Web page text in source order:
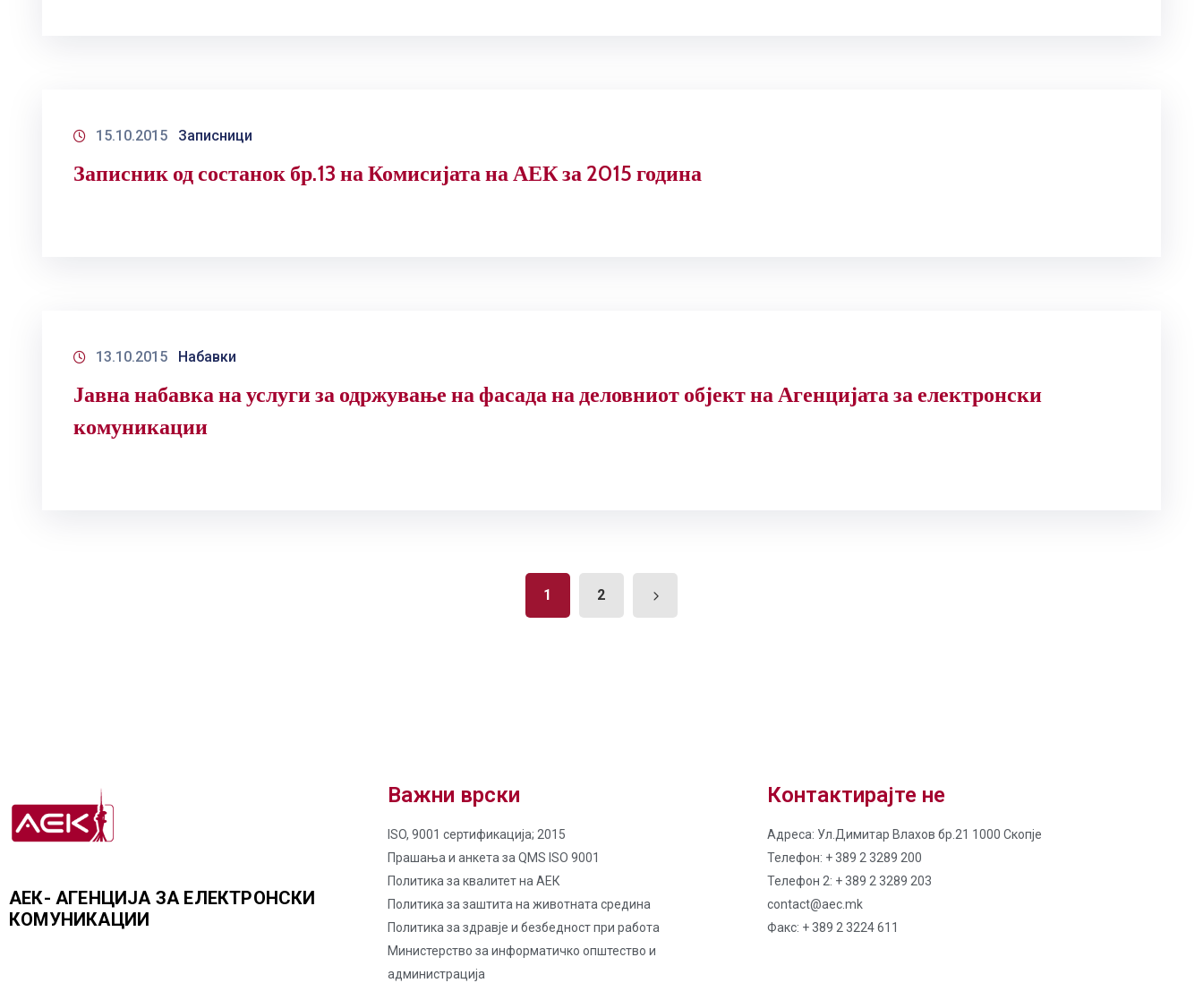
15.10.2015 Записници
Записник од состанок бр.13 на Комисијата на АЕК за 2015 година
13.10.2015 Набавки
Јавна набавка на услуги за одржување на фасада на деловниот објект на Агенцијата за електронски
комуникации
1 2
АЕК- АГЕНЦИЈА ЗА ЕЛЕКТРОНСКИ
КОМУНИКАЦИИ
Важни врски
ISO, 9001 сертификација; 2015
Прашања и анкета за QMS ISO 9001
Политика за квалитет на AЕК
Политика за заштита на животната средина
Политика за здравје и безбедност при работа
Министерство за информатичко општество и
администрација
Контактирајте не
Адреса: Ул.Димитар Влахов бр.21 1000 Скопје
Телефон: + 389 2 3289 200
Телефон 2: + 389 2 3289 203
contact@aec.mk
Факс: + 389 2 3224 611